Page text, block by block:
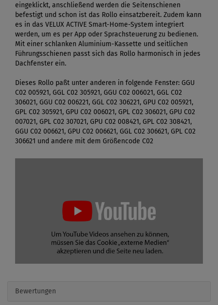
eingeklickt, anschließend werden die Seitenschienen
befestigt und schon ist das Rollo einsatzbereit. Zudem kann
es in das VELUX ACTIVE Smart-Home-System integriert
werden, um es per App oder Sprachsteuerung zu bedienen.
Mit einer schlanken Aluminium-Kassette und seitlichen
Führungsschienen passt sich das Rollo harmonisch in jedes
Dachfenster ein.
Dieses Rollo paßt unter anderen in folgende Fenster: GGU
C02 005921, GGL C02 305921, GGU C02 006021, GGL C02
306021, GGU C02 006221, GGL C02 306221, GPU C02 005921,
GPL C02 305921, GPU C02 006021, GPL C02 306021, GPU C02
007021, GPL C02 307021, GPU C02 008421, GPL C02 308421,
GGU C02 006621, GPU C02 006621, GGL C02 306621, GPL C02
306621 und andere mit dem Größencode C02
Bewertungen